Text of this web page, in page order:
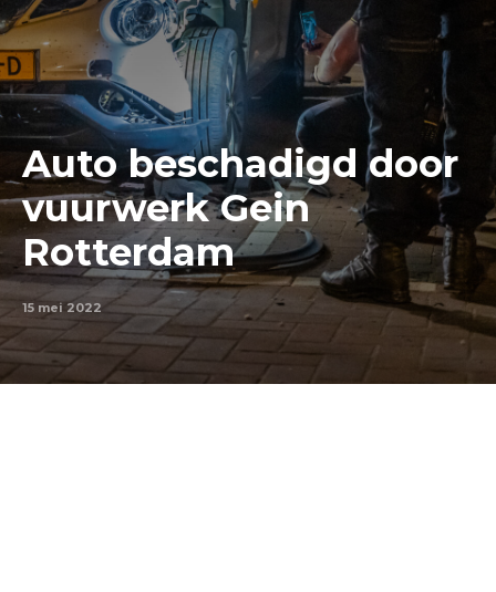
Auto beschadigd door
vuurwerk Gein
Rotterdam
15 mei 2022